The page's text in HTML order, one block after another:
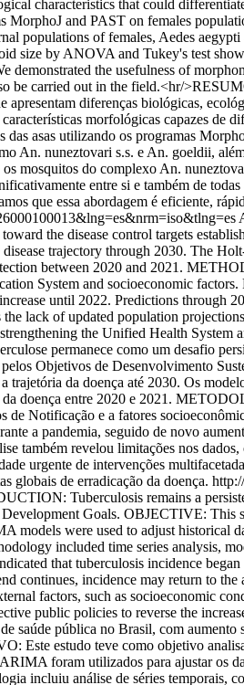
characteristics that could
MorphoJ and PAST on females
populations of females, Aedes
size by ANOVA and Tukey's test
the usefulness of
be carried out in the field.<hr/
diferenças biológicas,
morfológicas capazes de
asas utilizando os programas
An. nuneztovari s.s. e An. goeldii,
mosquitos do complexo An.
entre si e também de
que essa abordagem é eficiente,
the disease control targets
trajectory through 2030. The
between 2020 and 2021.
System and socioeconomic
until 2022. Predictions through
lack of updated population
the Unified Health
permanece como um desafio
Objetivos de Desenvolvimento
trajetória da doença até 2030. Os
doença entre 2020 e 2021.
de Notificação e a fatores
a pandemia, seguido de novo
também revelou limitações nos
urgente de intervenções
globais de erradicação da doença.
Tuberculosis remains a
Goals. OBJECTIVE:
models were used to adjust
included time series analysis,
that tuberculosis incidence
continues, incidence may return to
factors, such as socioeconomic
public policies to reverse the
pública no Brasil, com
Este estudo teve como objetivo
foram utilizados para ajustar
incluiu análise de séries temporais,